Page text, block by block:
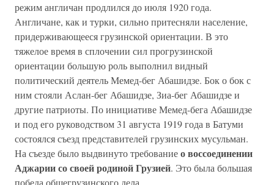
режим англичан продлился до июля 1920 года.
Англичане, как и турки, сильно притесняли население,
придерживающееся грузинской ориентации. В это
тяжелое время в сплочении сил прогрузинской
ориентации большую роль выполнил видный
политический деятель Мемед-бег Абашидзе. Бок о бок с
ним стояли Аслан-бег Абашидзе, Зиа-бег Абашидзе и
другие патриоты. По инициативе Мемед-бега Абашидзе
и под его руководством 31 августа 1919 года в Батуми
состоялся съезд представителей грузинских мусульман.
На съезде было выдвинуто требованиео воссоединении
Аджарии со своей родиной Грузией. Это была большая
победа общегрузинского дела.